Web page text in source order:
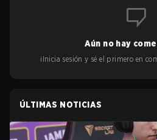
Aún no hay
¡Inicia sesión y sé el primero en
ÚLTIMAS NOTICIAS